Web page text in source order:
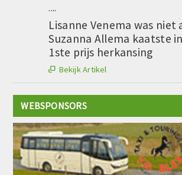
....
Lisanne Venema was niet
Suzanna Allema kaatste
1ste prijs herkansing
 Bekijk Artikel
WEBSPONSORS